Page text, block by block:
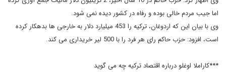
اما جیب مردم خالی بوده و رفاه در کشور دیده نمی شود.
وی با بیان این که اردوغان، ترکیه را 453 میلیارد دلار به خارجی ها بدهکار کرده
است، افزود: حزب حاکم رای هر فرد را با 500 لیر خریداری می کند.
***کاراملا اوغلو درباره اقتصاد ترکیه چه می گوید